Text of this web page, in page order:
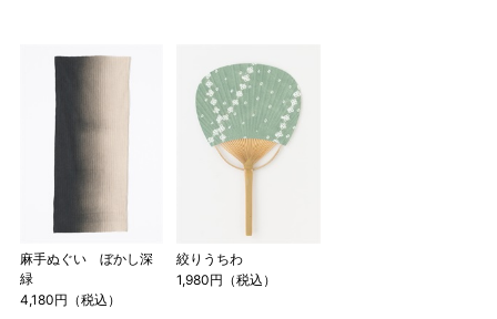
麻手ぬぐい ぼかし深
緑
4,180円（税込）
絞りうちわ
1,980円（税込）